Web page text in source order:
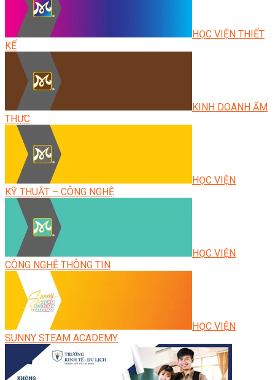
HỌC VIỆN THIẾT
KẾ
KINH DOANH ẨM
THỰC
HỌC VIỆN
KỸ THUẬT – CÔNG NGHỆ
HỌC VIỆN
CÔNG NGHỆ THÔNG TIN
HỌC VIỆN
SUNNY STEAM ACADEMY